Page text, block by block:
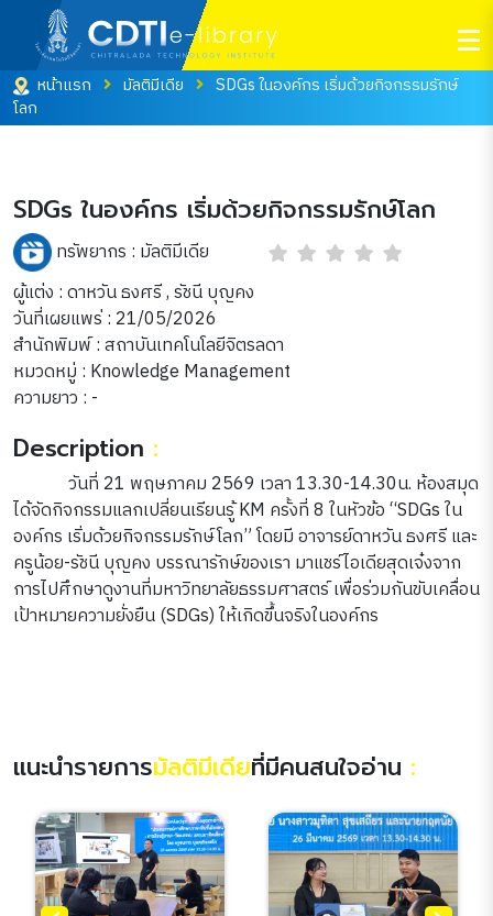
หน้าแรก มัลติมีเดีย
SDGs ในองค์กร เริ่มด้วยกิจกรรมรักษ์
โลก
SDGs ในองค์กร เริ่มด้วยกิจกรรมรักษ์โลก
ทรัพยากร : มัลติมีเดีย
ผู้แต่ง : ดาหวัน ธงศรี , รัชนี บุญคง
วันที่เผยแพร่ : 21/05/2026
สำนักพิมพ์ : สถาบันเทคโนโลยีจิตรลดา
หมวดหมู่ : Knowledge Management
ความยาว : -
Description :
วันที่ 21 พฤษภาคม 2569 เวลา 13.30-14.30น. ห้องสมุด
ได้จัดกิจกรรมแลกเปลี่ยนเรียนรู้ KM ครั้งที่ 8 ในหัวข้อ “SDGs ใน
องค์กร เริ่มด้วยกิจกรรมรักษ์โลก” โดยมี อาจารย์ดาหวัน ธงศรี และ
ครูน้อย-รัชนี บุญคง บรรณารักษ์ของเรา มาแชร์ไอเดียสุดเจ๋งจาก
การไปศึกษาดูงานที่มหาวิทยาลัยธรรมศาสตร์ เพื่อร่วมกันขับเคลื่อน
เป้าหมายความยั่งยืน (SDGs) ให้เกิดขึ้นจริงในองค์กร
แนะนำรายการมัลติมีเดียที่มีคนสนใจอ่าน :